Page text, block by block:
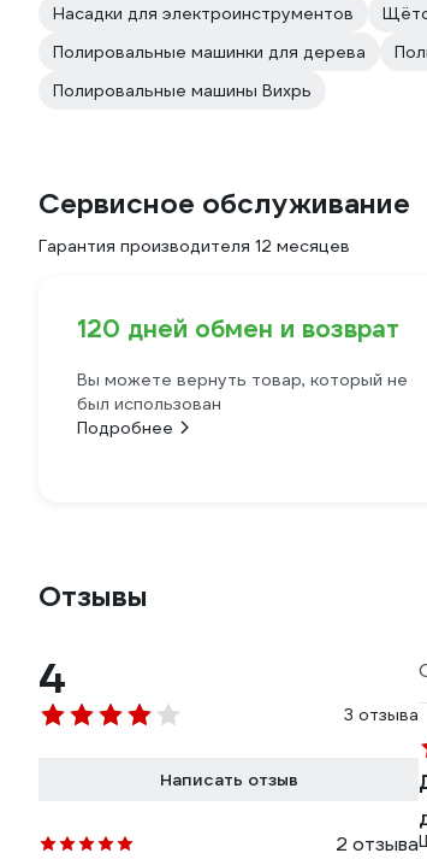
Насадки для электроинструментов
Полировальные машинки для дерева
Полировальные машины Вихрь
Сервисное обслуживание
Гарантия производителя 12 месяцев
120 дней обмен и возврат
Вы можете вернуть товар, который не
был использован
Подробнее
Отзывы
4
3 отзыва
Написать отзыв
2 отзыва